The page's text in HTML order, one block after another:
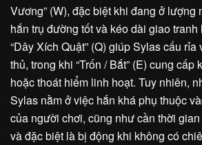
Vương” (W), đặc biệt khi đang ở lượng
hắn trụ đường tốt và kéo dài giao
“Dây Xích Quật” (Q) giúp Sylas cấu rỉa
thủ, trong khi “Trốn / Bắt” (E) cung cấp
hoặc thoát hiểm linh hoạt. Tuy nhiên,
Sylas nằm ở việc hắn khá phụ thuộc
của người chơi, cũng như cần thời
và đặc biệt là bị động khi không có